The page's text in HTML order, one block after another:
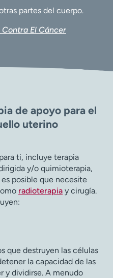
partes del cuerpo.
El Cáncer
de apoyo para el
uterino
ti, incluye terapia
y/o quimioterapia,
posible que necesite
radioterapia y cirugía.
que destruyen las células
la capacidad de las
y dividirse. A menudo